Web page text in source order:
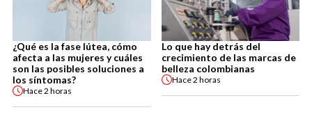
¿Qué es la fase lútea, cómo
afecta a las mujeres y cuáles
son las posibles soluciones a
los síntomas?
Hace2 horas
Lo que hay detrás del
crecimiento de las marcas de
belleza colombianas
Hace2 horas